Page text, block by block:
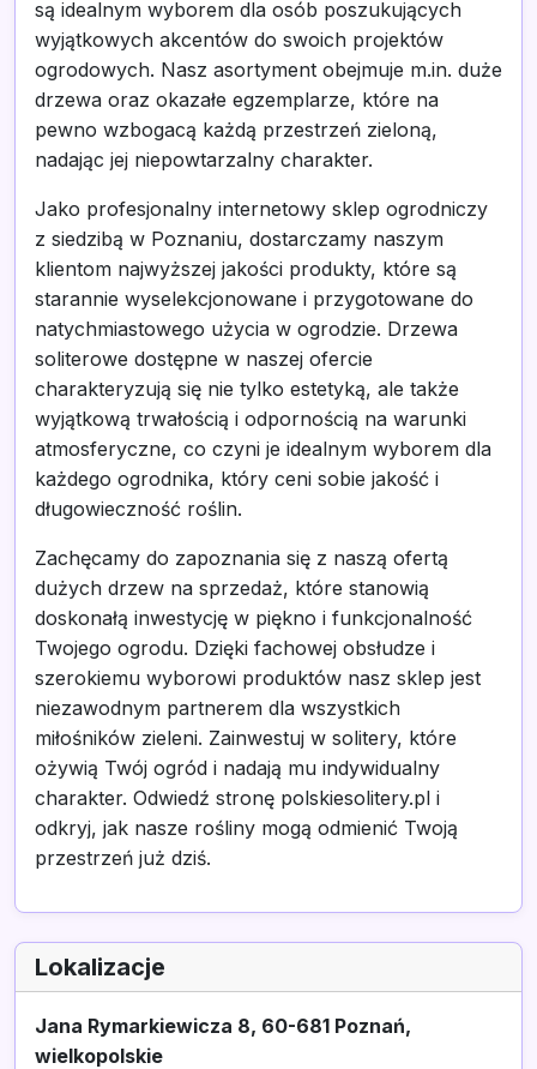
są idealnym wyborem dla osób poszukujących
wyjątkowych akcentów do swoich projektów
ogrodowych. Nasz asortyment obejmuje m.in. duże
drzewa oraz okazałe egzemplarze, które na
pewno wzbogacą każdą przestrzeń zieloną,
nadając jej niepowtarzalny charakter.
Jako profesjonalny internetowy sklep ogrodniczy
z siedzibą w Poznaniu, dostarczamy naszym
klientom najwyższej jakości produkty, które są
starannie wyselekcjonowane i przygotowane do
natychmiastowego użycia w ogrodzie. Drzewa
soliterowe dostępne w naszej ofercie
charakteryzują się nie tylko estetyką, ale także
wyjątkową trwałością i odpornością na warunki
atmosferyczne, co czyni je idealnym wyborem dla
każdego ogrodnika, który ceni sobie jakość i
długowieczność roślin.
Zachęcamy do zapoznania się z naszą ofertą
dużych drzew na sprzedaż, które stanowią
doskonałą inwestycję w piękno i funkcjonalność
Twojego ogrodu. Dzięki fachowej obsłudze i
szerokiemu wyborowi produktów nasz sklep jest
niezawodnym partnerem dla wszystkich
miłośników zieleni. Zainwestuj w solitery, które
ożywią Twój ogród i nadają mu indywidualny
charakter. Odwiedź stronę polskiesolitery.pl i
odkryj, jak nasze rośliny mogą odmienić Twoją
przestrzeń już dziś.
Lokalizacje
Jana Rymarkiewicza 8, 60-681 Poznań,
wielkopolskie